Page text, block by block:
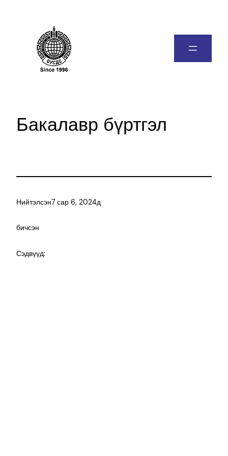
Бакалавр бүртгэл
Нийтэлсэн7 сар 6, 2024д
бичсэн
Сэдвүүд: